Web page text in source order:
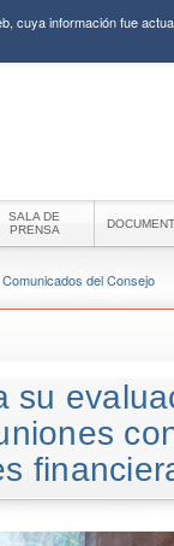
cuya información fue
SALA DE
PRENSA
Comunicados del Consejo
su